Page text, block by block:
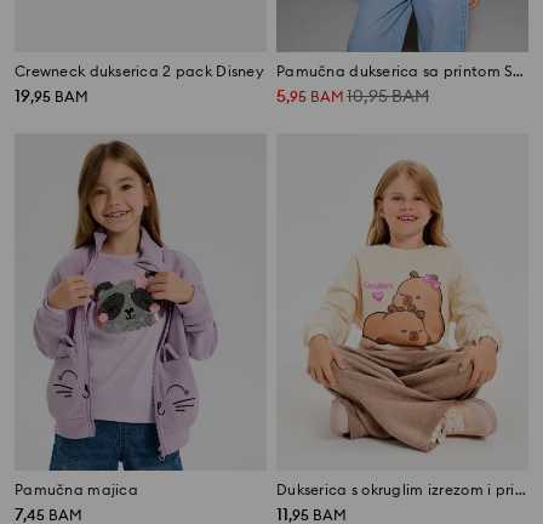
Crewneck dukserica 2 pack Disney
19,95 BAM
Pamučna dukserica sa printom Stitch
5,95 BAM 10,95BAM
Pamučna majica
7,45 BAM
Dukserica s okruglim izrezom i printom Capybara
11,95 BAM